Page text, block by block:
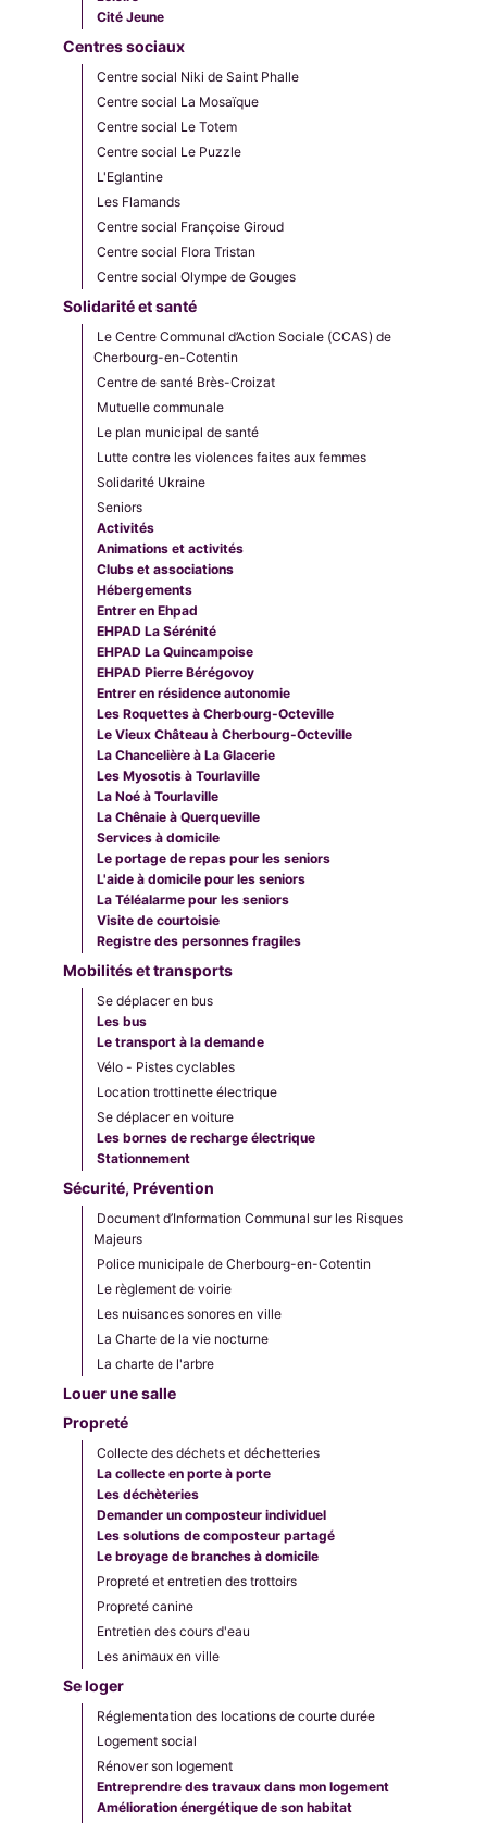
Cité Jeune
Centres sociaux
Centre social Niki de Saint Phalle
Centre social La Mosaïque
Centre social Le Totem
Centre social Le Puzzle
L'Eglantine
Les Flamands
Centre social Françoise Giroud
Centre social Flora Tristan
Centre social Olympe de Gouges
Solidarité et santé
Le Centre Communal d’Action Sociale (CCAS) de
Cherbourg-en-Cotentin
Centre de santé Brès-Croizat
Mutuelle communale
Le plan municipal de santé
Lutte contre les violences faites aux femmes
Solidarité Ukraine
Seniors
Activités
Animations et activités
Clubs et associations
Hébergements
Entrer en Ehpad
EHPAD La Sérénité
EHPAD La Quincampoise
EHPAD Pierre Bérégovoy
Entrer en résidence autonomie
Les Roquettes à Cherbourg-Octeville
Le Vieux Château à Cherbourg-Octeville
La Chancelière à La Glacerie
Les Myosotis à Tourlaville
La Noé à Tourlaville
La Chênaie à Querqueville
Services à domicile
Le portage de repas pour les seniors
L'aide à domicile pour les seniors
La Téléalarme pour les seniors
Visite de courtoisie
Registre des personnes fragiles
Mobilités et transports
Se déplacer en bus
Les bus
Le transport à la demande
Vélo - Pistes cyclables
Location trottinette électrique
Se déplacer en voiture
Les bornes de recharge électrique
Stationnement
Sécurité, Prévention
Document d’Information Communal sur les Risques
Majeurs
Police municipale de Cherbourg-en-Cotentin
Le règlement de voirie
Les nuisances sonores en ville
La Charte de la vie nocturne
La charte de l'arbre
Louer une salle
Propreté
Collecte des déchets et déchetteries
La collecte en porte à porte
Les déchèteries
Demander un composteur individuel
Les solutions de composteur partagé
Le broyage de branches à domicile
Propreté et entretien des trottoirs
Propreté canine
Entretien des cours d'eau
Les animaux en ville
Se loger
Réglementation des locations de courte durée
Logement social
Rénover son logement
Entreprendre des travaux dans mon logement
Amélioration énergétique de son habitat